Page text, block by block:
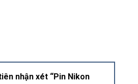
nhận xét “Pin Nikon